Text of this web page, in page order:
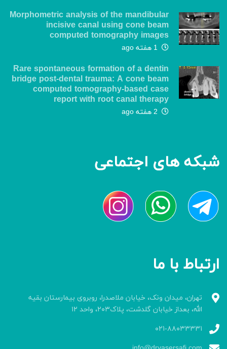
Morphometric analysis of the mandibular
incisive canal using cone beam
computed tomography images
1 هفته ago
Rare spontaneous formation of a dentin
bridge post-dental trauma: A cone beam
computed tomography-based case
report with root canal therapy
2 هفته ago
شبکه های اجتماعی
ارتباط با ما
تهران، میدان ونک، خیابان ملاصدرا، روبروی بیمارستان بقیه
الله، بعداز خیابان گلدشت، پلاک۲۰۳، واحد ۱۲
۰۲۱-۸۸۰۳۳۳۳۱